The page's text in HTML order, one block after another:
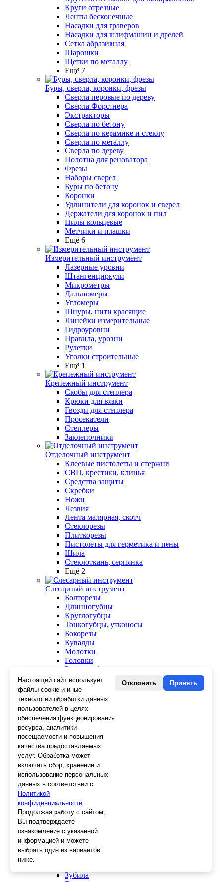
Круги отрезные
Ленты бесконечные
Насадки для граверов
Насадки для шлифмашин и дрелей
Сетка абразивная
Шарошки
Щетки по металлу
Ещё 7
Буры, сверла, коронки, фрезы
Сверла перовые по дереву
Сверла Форстнера
Экстракторы
Сверла по бетону
Сверла по керамике и стеклу
Сверла по металлу
Сверла по дереву
Полотна для реноватора
Фрезы
Наборы сверел
Буры по бетону
Коронки
Удлинители для коронок и сверел
Держатели для коронок и пил
Пилы кольцевые
Метчики и плашки
Ещё 6
Измерительный инструмент
Лазерные уровни
Штангенциркули
Микрометры
Дальномеры
Угломеры
Шнуры, нити красящие
Линейки измерительные
Гидроуровни
Правила, уровни
Рулетки
Уголки строительные
Ещё 1
Крепежный инструмент
Скобы для степлера
Крюки для вязки
Гвозди для степлера
Просекатели
Степлеры
Заклепочники
Отделочный инструмент
Клеевые пистолеты и стержни
СВП, крестики, клинья
Средства защиты
Скребки
Ножи
Лезвия
Лента малярная, скотч
Стеклорезы
Плиткорезы
Пистолеты для герметика и пены
Шила
Стеклоткань, серпянка
Ещё 2
Слесарный инструмент
Болторезы
Длинногубцы
Круглогубцы
Тонкогубцы, утконосы
Бокорезы
Кувалды
Молотки
Головки
Зенкера, бородки, кернеры
Керны
Патроны, переходники
Ножницы электрика
Стопорные кольца
Съемники стопорных колец
Пинцеты
Магниты
Клещи для изоляции
Кабелерезы
Гайкорезы
Зажимы ручные
Подшипники
Тиски
Плоскогубцы
Отвертки
Ножницы по металлу
Напильники, рашпили
Наборы инструментов
Кусачки
Зубила
Настоящий сайт использует
файлы cookie и иные
технологии обработки данных
пользователей в целях
обеспечения функционирования
ресурса, аналитики
посещаемости и повышения
качества предоставляемых
услуг. Обработка может
включать сбор, хранение и
использование персональных
данных в соответствии с
Политикой
конфиденциальности.
Продолжая работу с сайтом,
Вы подтверждаете
ознакомление с указанной
информацией и можете
выбрать один из вариантов
ниже.
Отклонить Принять